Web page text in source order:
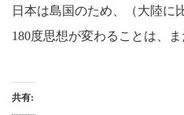
日本は島国のため、（大陸に
180度思想が変わることは、
共有: